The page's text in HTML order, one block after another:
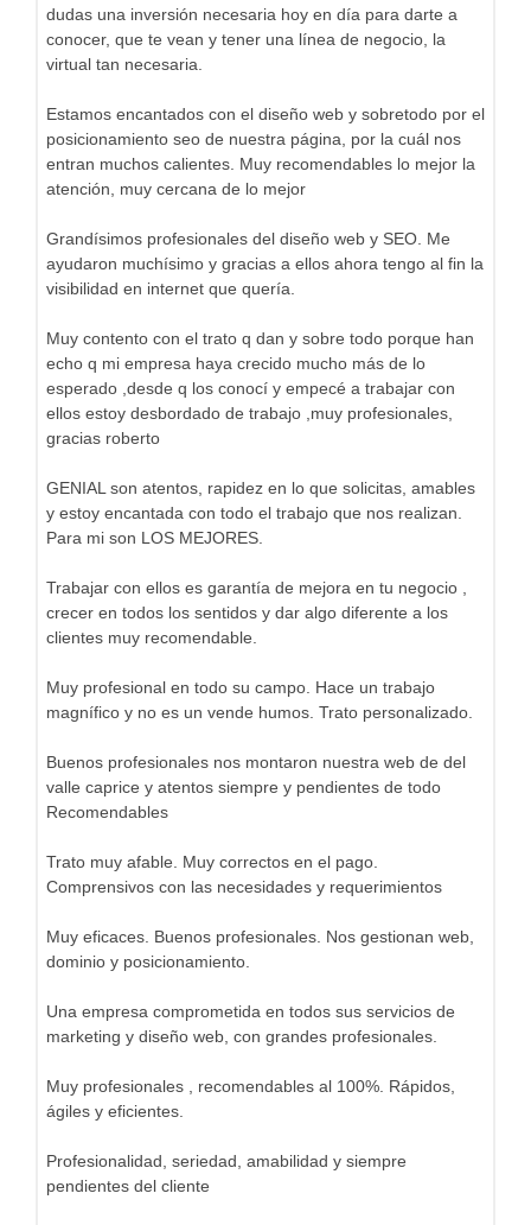
dudas una inversión necesaria hoy en día para darte a
conocer, que te vean y tener una línea de negocio, la
virtual tan necesaria.
Estamos encantados con el diseño web y sobretodo por el
posicionamiento seo de nuestra página, por la cuál nos
entran muchos calientes. Muy recomendables lo mejor la
atención, muy cercana de lo mejor
Grandísimos profesionales del diseño web y SEO. Me
ayudaron muchísimo y gracias a ellos ahora tengo al fin la
visibilidad en internet que quería.
Muy contento con el trato q dan y sobre todo porque han
echo q mi empresa haya crecido mucho más de lo
esperado ,desde q los conocí y empecé a trabajar con
ellos estoy desbordado de trabajo ,muy profesionales,
gracias roberto
GENIAL son atentos, rapidez en lo que solicitas, amables
y estoy encantada con todo el trabajo que nos realizan.
Para mi son LOS MEJORES.
Trabajar con ellos es garantía de mejora en tu negocio ,
crecer en todos los sentidos y dar algo diferente a los
clientes muy recomendable.
Muy profesional en todo su campo. Hace un trabajo
magnífico y no es un vende humos. Trato personalizado.
Buenos profesionales nos montaron nuestra web de del
valle caprice y atentos siempre y pendientes de todo
Recomendables
Trato muy afable. Muy correctos en el pago.
Comprensivos con las necesidades y requerimientos
Muy eficaces. Buenos profesionales. Nos gestionan web,
dominio y posicionamiento.
Una empresa comprometida en todos sus servicios de
marketing y diseño web, con grandes profesionales.
Muy profesionales , recomendables al 100%. Rápidos,
ágiles y eficientes.
Profesionalidad, seriedad, amabilidad y siempre
pendientes del cliente